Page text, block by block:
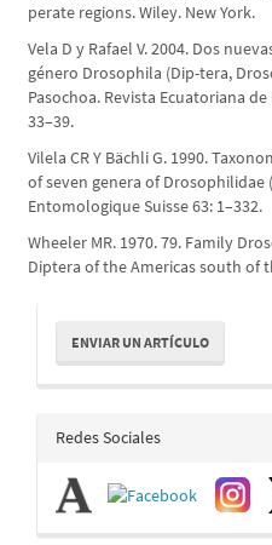
perate regions. Wiley. New York.
Vela D y Rafael V. 2004. Dos
género Drosophila (Dip-tera,
Pasochoa. Revista Ecuatoriana
33–39.
Vilela CR Y Bächli G. 1990.
of seven genera of
Entomologique Suisse 63: 1–332.
Wheeler MR. 1970. 79. Family
Diptera of the Americas south of
Enviar
un
artículo
ENVIAR UN ARTÍCULO
redes_sociales
Redes Sociales